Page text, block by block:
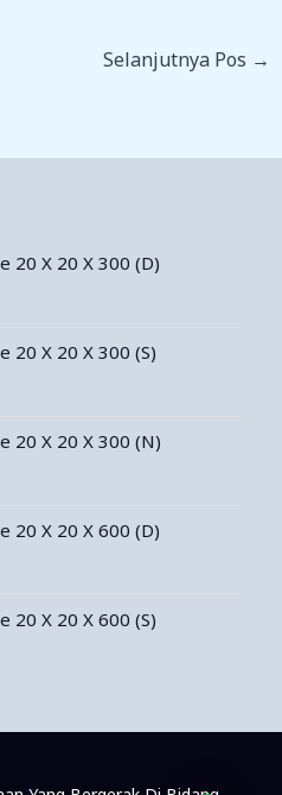
Selanjutnya Pos →
20 X 20 X 300 (D)
20 X 20 X 300 (S)
20 X 20 X 300 (N)
20 X 20 X 600 (D)
20 X 20 X 600 (S)